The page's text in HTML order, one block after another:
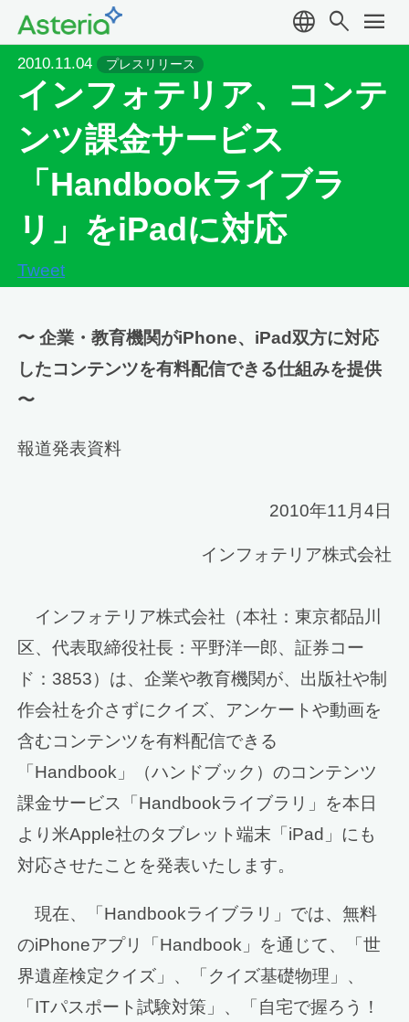
language search menu
2010.11.04 プレスリリース
インフォテリア、コンテ
ンツ課金サービス
「Handbookライブラ
リ」をiPadに対応
Tweet
〜 企業・教育機関がiPhone、iPad双方に対応
したコンテンツを有料配信できる仕組みを提供
〜
報道発表資料
2010年11月4日
インフォテリア株式会社
インフォテリア株式会社（本社：東京都品川
区、代表取締役社長：平野洋一郎、証券コー
ド：3853）は、企業や教育機関が、出版社や制
作会社を介さずにクイズ、アンケートや動画を
含むコンテンツを有料配信できる
「Handbook」（ハンドブック）のコンテンツ
課金サービス「Handbookライブラリ」を本日
より米Apple社のタブレット端末「iPad」にも
対応させたことを発表いたします。
現在、「Handbookライブラリ」では、無料
のiPhoneアプリ「Handbook」を通じて、「世
界遺産検定クイズ」、「クイズ基礎物理」、
「ITパスポート試験対策」、「自宅で握ろう！